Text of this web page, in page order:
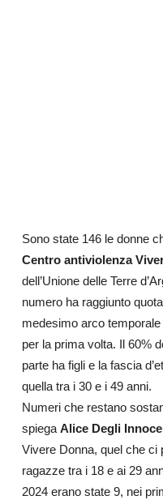
Sono state 146 le donne
Centro antiviolenza
dell’Unione delle Terre
numero ha raggiunto
medesimo arco temporale
per la prima volta. Il 60%
parte ha figli e la fascia
quella tra i 30 e i 49 anni.
Numeri che restano
spiegaAlice Degli
Vivere Donna, quel che ci
ragazze tra i 18 e ai 29
2024 erano state 9, nei